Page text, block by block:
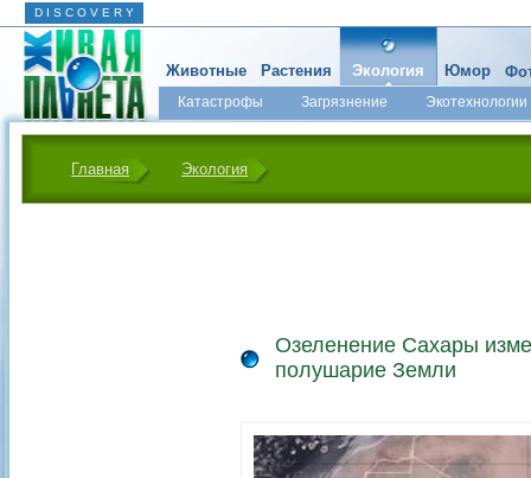
D I S C O V E R Y
Животные Растения Экология
Катастрофы Загрязнение Экотехнологии
Юмор
Главная Экология
Озеленение Сахары
полушарие Земли